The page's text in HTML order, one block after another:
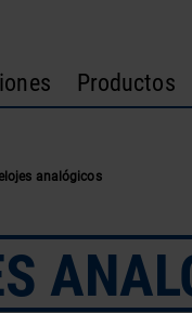
Productos
analógicos